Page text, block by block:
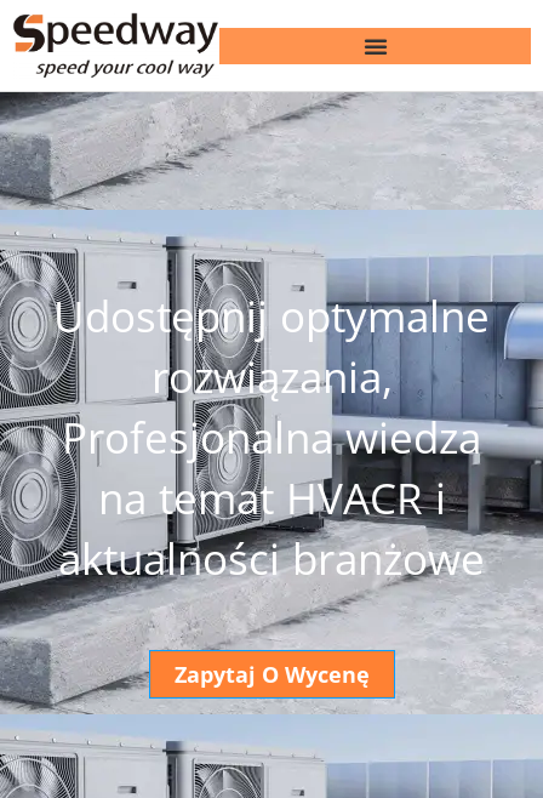
Udostępnij optymalne
rozwiązania,
Profesjonalna wiedza
na temat HVACR i
aktualności branżowe
Zapytaj O Wycenę